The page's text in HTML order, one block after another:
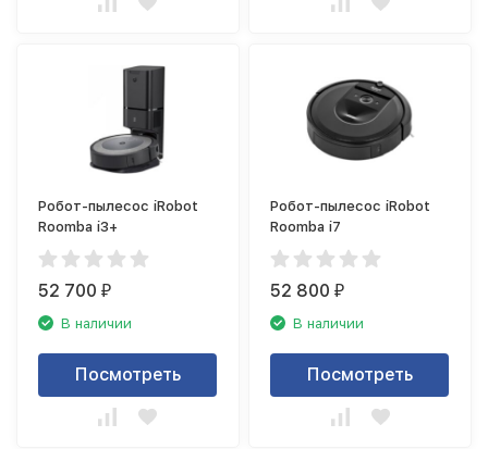
Робот-пылесос iRobot
Roomba i3+
52 700₽
В наличии
Посмотреть
Робот-пылесос iRobot
Roomba i7
52 800₽
В наличии
Посмотреть